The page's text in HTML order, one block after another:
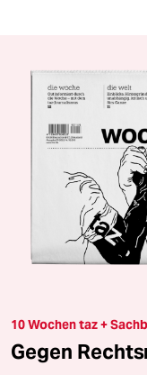
10 Wochen taz +
Gegen